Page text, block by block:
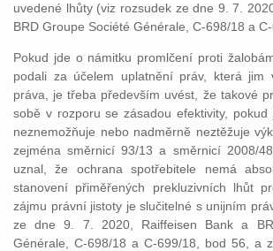
uvedené lhůty (viz rozsudek ze dne 9. 7.
BRD Groupe Société Générale, C‑698/18 a
Pokud jde o námitku promlčení proti
podali za účelem uplatnění práv, která jim
práva, je třeba především uvést, že takové
sobě v rozporu se zásadou efektivity,
neznemožňuje nebo nadměrně neztěžuje
zejména směrnicí 93/13 a směrnicí 2008/
uznal, že ochrana spotřebitele nemá
stanovení přiměřených prekluzivních lhůt
zájmu právní jistoty je slučitelné s unijním
ze dne 9. 7. 2020, Raiffeisen Bank a
Générale, C‑698/18 a C‑699/18, bod 56, a